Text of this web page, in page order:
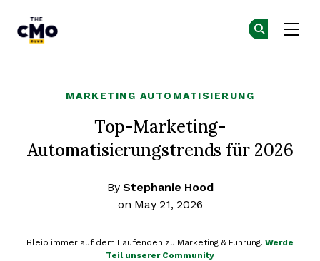
MARKETING AUTOMATISIERUNG
Top-Marketing-
Automatisierungstrends für 2026
By Stephanie Hood
on May 21, 2026
Bleib immer auf dem Laufenden zu Marketing & Führung. Werde
Teil unserer Community